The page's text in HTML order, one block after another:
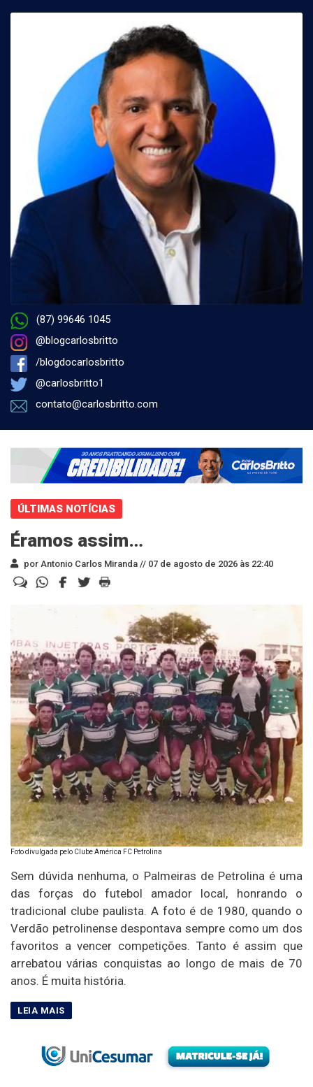
(87) 99646 1045
@blogcarlosbritto
/blogdocarlosbritto
@carlosbritto1
contato@carlosbritto.com
ÚLTIMAS NOTÍCIAS
Éramos assim…
por Antonio Carlos Miranda // 07 de agosto de 2026 às 22:40
Foto divulgada pelo Clube América FC Petrolina
Sem dúvida nenhuma, o Palmeiras de Petrolina é uma
das forças do futebol amador local, honrando o
tradicional clube paulista. A foto é de 1980, quando o
Verdão petrolinense despontava sempre como um dos
favoritos a vencer competições. Tanto é assim que
arrebatou várias conquistas ao longo de mais de 70
anos. É muita história.